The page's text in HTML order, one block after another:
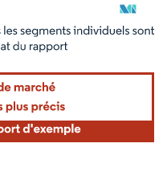
nécessite une attribution sous CC BY